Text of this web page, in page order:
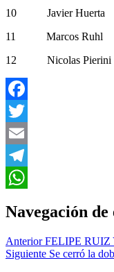
10 Javier
11 Marcos
12 Nicolas
Facebook
Twitter
Email
Telegram
Navegación de
AnteriorFELIPE RUIZ
Siguiente Se cerró la